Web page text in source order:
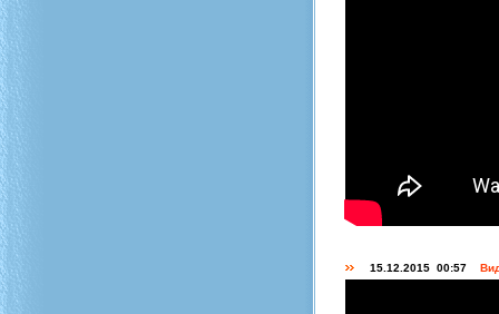
15.12.2015 00:57